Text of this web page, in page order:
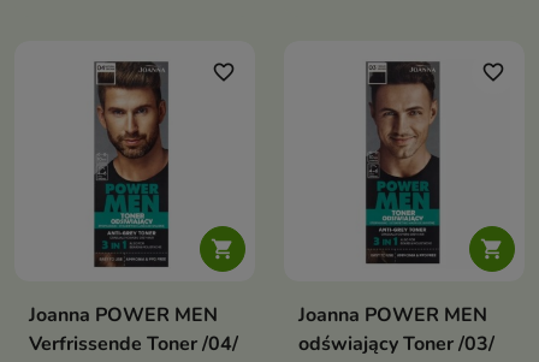

favorite_border
Joanna POWER MEN
Verfrissende Toner /04/

favorite_border
Joanna POWER MEN
odświający Toner /03/